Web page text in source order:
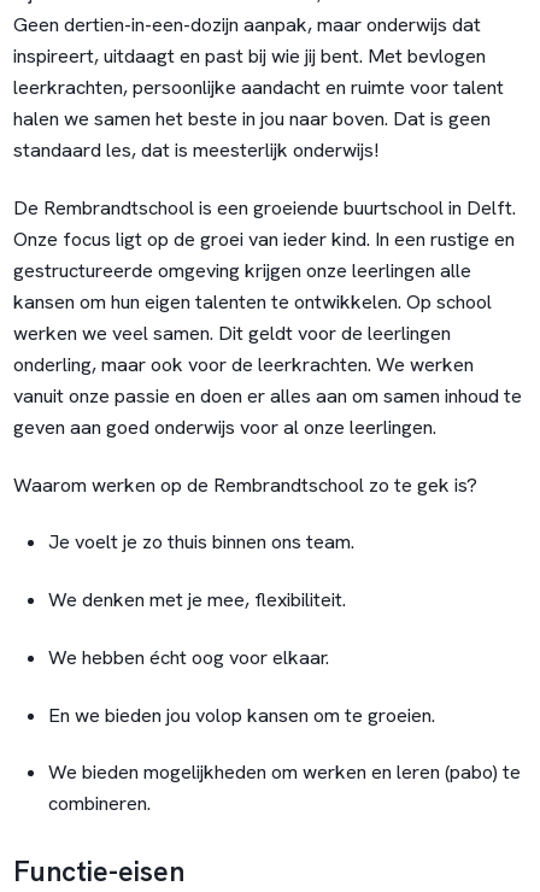
Geen dertien-in-een-dozijn aanpak, maar onderwijs dat
inspireert, uitdaagt en past bij wie jij bent. Met bevlogen
leerkrachten, persoonlijke aandacht en ruimte voor talent
halen we samen het beste in jou naar boven. Dat is geen
standaard les, dat is meesterlijk onderwijs!
De Rembrandtschool is een groeiende buurtschool in Delft.
Onze focus ligt op de groei van ieder kind. In een rustige en
gestructureerde omgeving krijgen onze leerlingen alle
kansen om hun eigen talenten te ontwikkelen. Op school
werken we veel samen. Dit geldt voor de leerlingen
onderling, maar ook voor de leerkrachten. We werken
vanuit onze passie en doen er alles aan om samen inhoud te
geven aan goed onderwijs voor al onze leerlingen.
Waarom werken op de Rembrandtschool zo te gek is?
Je voelt je zo thuis binnen ons team.
We denken met je mee, flexibiliteit.
We hebben écht oog voor elkaar.
En we bieden jou volop kansen om te groeien.
We bieden mogelijkheden om werken en leren (pabo) te
combineren.
Functie-eisen